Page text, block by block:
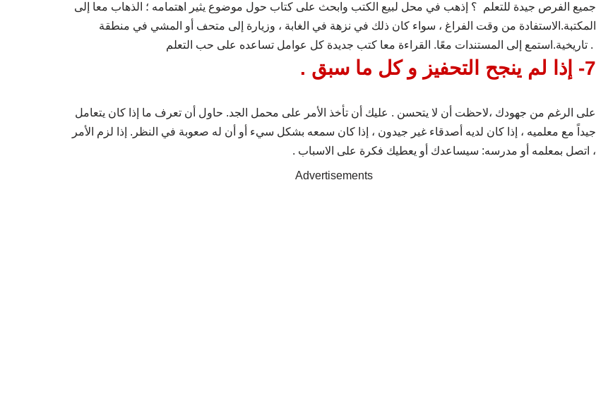
جميع الفرص جيدة للتعلم ؟ إذهب في محل لبيع الكتب وابحث على كتاب حول موضوع يثير اهتمامه ؛ الذهاب معا إلى
المكتبة.الاستفادة من وقت الفراغ ، سواء كان ذلك في نزهة في الغابة ، وزيارة إلى متحف أو المشي في منطقة
تاريخية.استمع إلى المستندات معًا. القراءة معا كتب جديدة كل عوامل تساعده على حب التعلم .
7- إذا لم ينجح التحفيز و كل ما سبق .
على الرغم من جهودك ،لاحظت أن لا يتحسن . عليك أن تأخذ الأمر على محمل الجد. حاول أن تعرف ما إذا كان يتعامل
جيداً مع معلميه ، إذا كان لديه أصدقاء غير جيدون ، إذا كان سمعه بشكل سيء أو أن له صعوبة في النظر. إذا لزم الأمر
، اتصل بمعلمه أو مدرسه: سيساعدك أو يعطيك فكرة على الاسباب .
Advertisements